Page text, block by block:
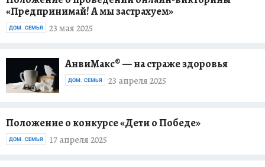
«Предпринимай! А мы застрахуем»
23 мая 2025
ДОМ. СЕМЬЯ
АнвиМакс® — на страже здоровья
23 апреля 2025
ДОМ. СЕМЬЯ
Положение о конкурсе «Дети о Победе»
17 апреля 2025
ДОМ. СЕМЬЯ